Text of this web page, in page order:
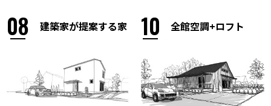
08 建築家が提案する家 10 全館空調+ロフト